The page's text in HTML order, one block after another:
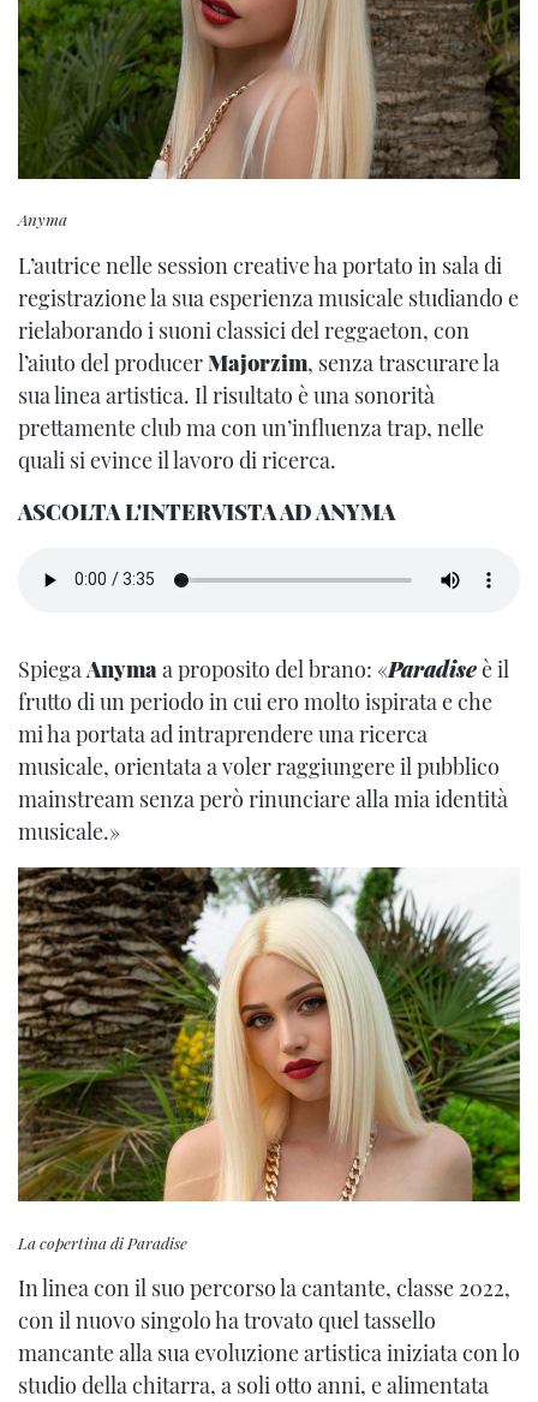
Anyma
L’autrice nelle session creative ha portato in sala di
registrazione la sua esperienza musicale studiando e
rielaborando i suoni classici del reggaeton, con
l’aiuto del producerMajorzim, senza trascurare la
sua linea artistica. Il risultato è una sonorità
prettamente club ma con un’influenza trap, nelle
quali si evince il lavoro di ricerca.
ASCOLTA L'INTERVISTA AD ANYMA
Spiega Anyma a proposito del brano: «Paradiseè il
frutto di un periodo in cui ero molto ispirata e che
mi ha portata ad intraprendere una ricerca
musicale, orientata a voler raggiungere il pubblico
mainstream senza però rinunciare alla mia identità
musicale.»
La copertina di Paradise
In linea con il suo percorso la cantante, classe 2022,
con il nuovo singolo ha trovato quel tassello
mancante alla sua evoluzione artistica iniziata con lo
studio della chitarra, a soli otto anni, e alimentata